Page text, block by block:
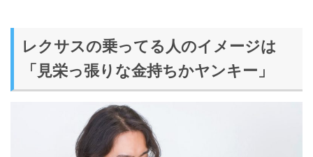
レクサスの乗ってる人のイメージは
「見栄っ張りな金持ちかヤンキー」